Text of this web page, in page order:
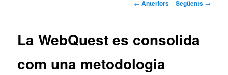
← Anteriors Següents →
La WebQuest es consolida
com una metodologia